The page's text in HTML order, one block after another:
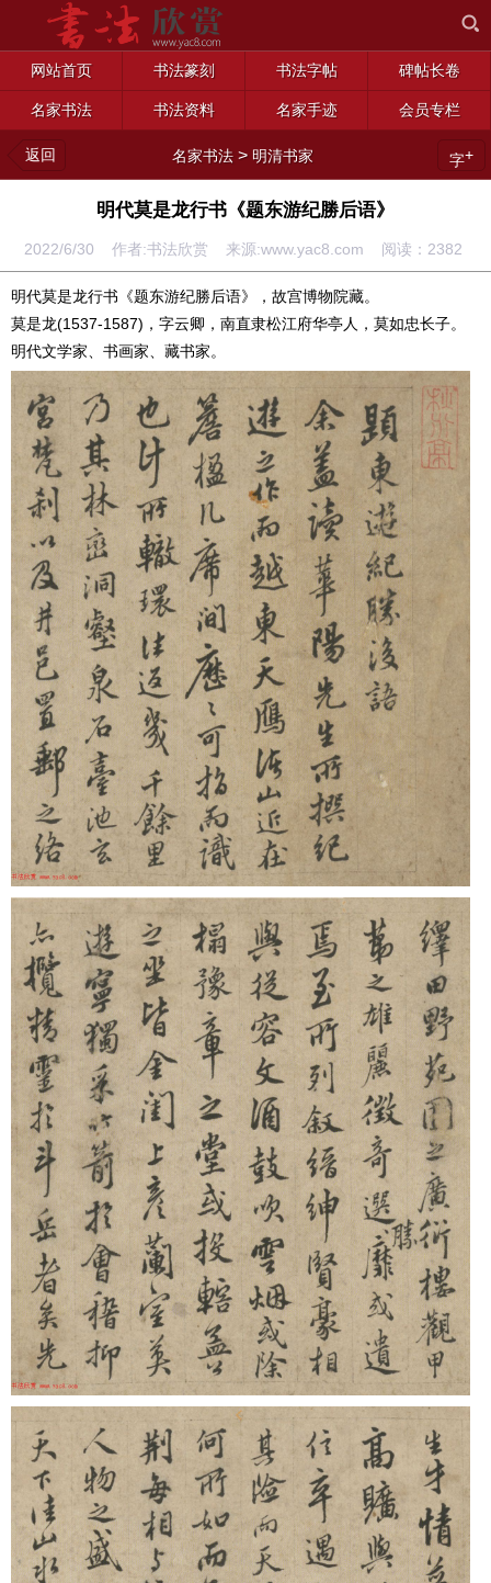
网站首页 书法篆刻 书法字帖 碑帖长卷
名家书法 书法资料 名家手迹 会员专栏
返回 名家书法 > 明清书家 字+
明代莫是龙行书《题东游纪勝后语》
2022/6/30 作者:书法欣赏 来源:www.yac8.com 阅读： 2382
明代莫是龙行书《题东游纪勝后语》，故宫博物院藏。
莫是龙(1537-1587)，字云卿，南直隶松江府华亭人，莫如忠长子。
明代文学家、书画家、藏书家。